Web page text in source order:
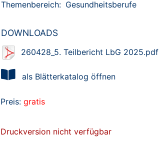
Themenbereich: Gesundheitsberufe
DOWNLOADS
260428_5. Teilbericht LbG 2025.pdf
als Blätterkatalog öffnen
Preis: gratis
Druckversion nicht verfügbar